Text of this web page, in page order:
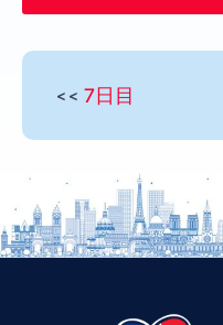
<< 7日目